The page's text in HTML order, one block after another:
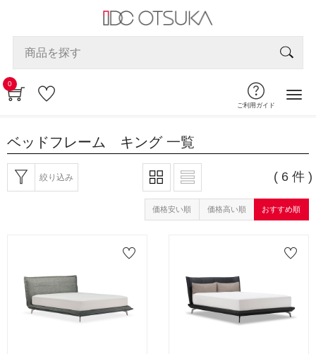
0
ご利用ガイド
ベッドフレーム キング 一覧
絞り込み ( 6 件 )
価格安い順 価格高い順 おすすめ順